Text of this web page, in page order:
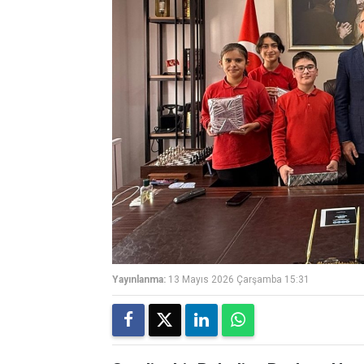
Yayınlanma: 13 Mayıs 2026 Çarşamba 15:31